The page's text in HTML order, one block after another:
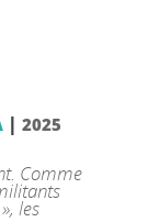
| 2025
Comme
les